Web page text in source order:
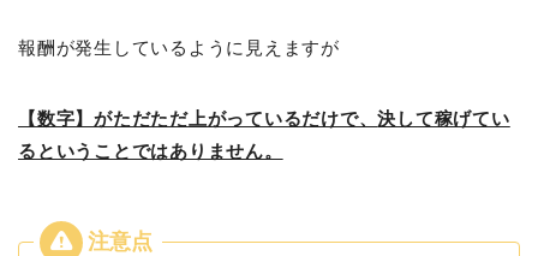
報酬が発生しているように見えますが
【数字】がただただ上がっているだけで、決して稼げてい
るということではありません。